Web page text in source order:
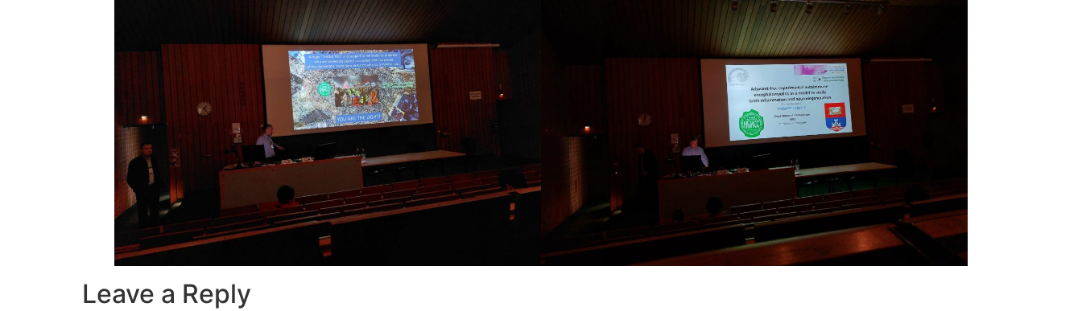
Leave a Reply